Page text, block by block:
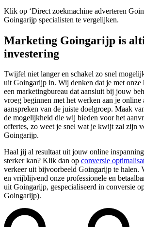
Klik op ‘Direct zoekmachine adverteren
Goingarijp specialisten te vergelijken.
Marketing Goingarijp is
investering
Twijfel niet langer en schakel zo snel
uit Goingarijp in. Wij denken dat je met
een marketingbureau dat aansluit bij jouw
vroeg beginnen met het werken aan je online
aanspreken van de juiste doelgroep. Maak
de mogelijkheid die wij bieden voor het
offertes, zo weet je snel wat je kwijt zal zijn
Goingarijp.
Haal jij al resultaat uit jouw online
sterker kan? Klik dan op conversie
verkeer uit bijvoorbeeld Goingarijp te halen.
en vrijblijvend onze professionele en
uit Goingarijp, gespecialiseerd in conversie
Goingarijp).